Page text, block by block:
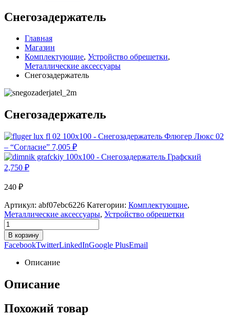
Снегозадержатель
Главная
Магазин
Комплектующие, Устройство обрешетки,
Металлические аксессуары
Снегозадержатель
Снегозадержатель
Флюгер Люкс 02
– “Согласие” 7,005 ₽
Графский
2,750 ₽
240 ₽
Артикул: abf07ebc6226 Категории: Комплектующие,
Металлические аксессуары, Устройство обрешетки
В корзину
FacebookTwitterLinkedInGoogle PlusEmail
Описание
Описание
Похожий товар